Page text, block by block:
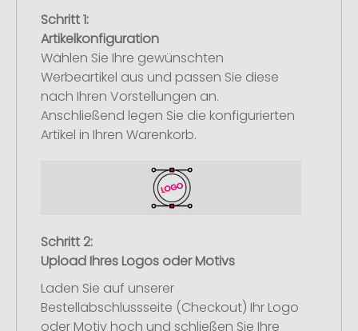
Schritt 1:
Artikelkonfiguration
Wählen Sie Ihre gewünschten
Werbeartikel aus und passen Sie diese
nach Ihren Vorstellungen an.
Anschließend legen Sie die konfigurierten
Artikel in Ihren Warenkorb.
Schritt 2:
Upload Ihres Logos oder Motivs
Laden Sie auf unserer
Bestellabschlussseite (Checkout) Ihr Logo
oder Motiv hoch und schließen Sie Ihre